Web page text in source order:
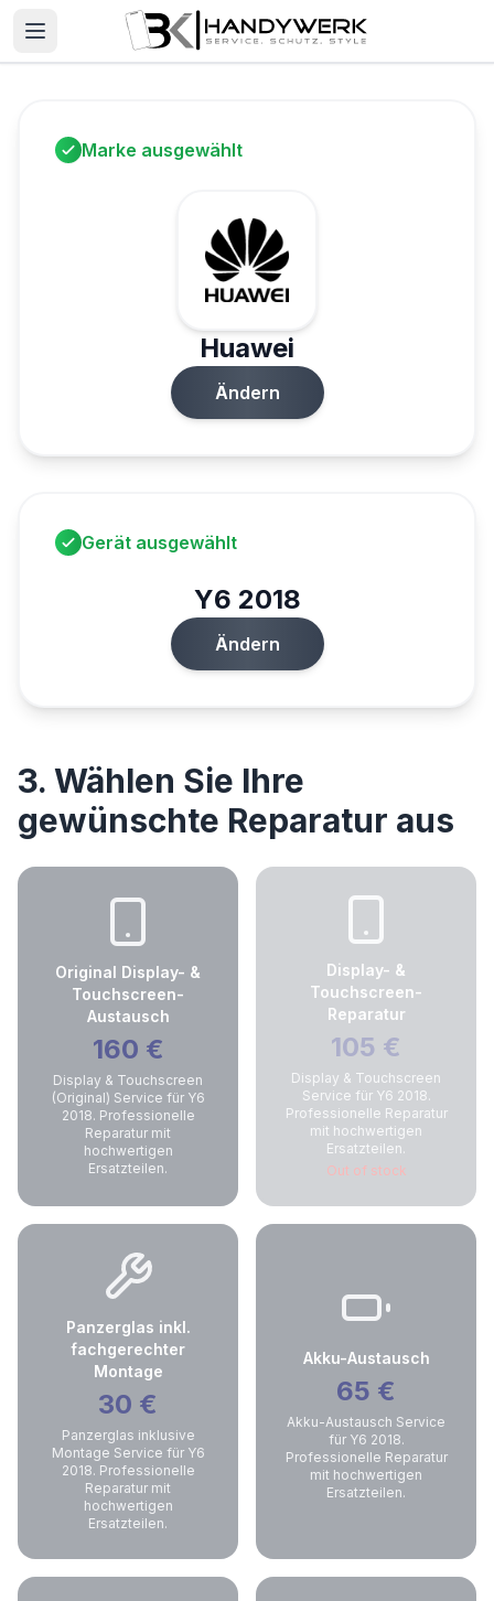
Marke ausgewählt
Huawei
Ändern
Gerät ausgewählt
Y6 2018
Ändern
3. Wählen Sie Ihre
gewünschte Reparatur aus
Original Display- &
Touchscreen-
Austausch
160 €
Display & Touchscreen
(Original) Service für Y6
2018. Professionelle
Reparatur mit
hochwertigen
Ersatzteilen.
Display- &
Touchscreen-
Reparatur
105 €
Display & Touchscreen
Service für Y6 2018.
Professionelle Reparatur
mit hochwertigen
Ersatzteilen.
Out of stock
Panzerglas inkl.
fachgerechter
Montage
30 €
Panzerglas inklusive
Montage Service für Y6
2018. Professionelle
Reparatur mit
hochwertigen
Ersatzteilen.
Akku-Austausch
65 €
Akku-Austausch Service
für Y6 2018.
Professionelle Reparatur
mit hochwertigen
Ersatzteilen.